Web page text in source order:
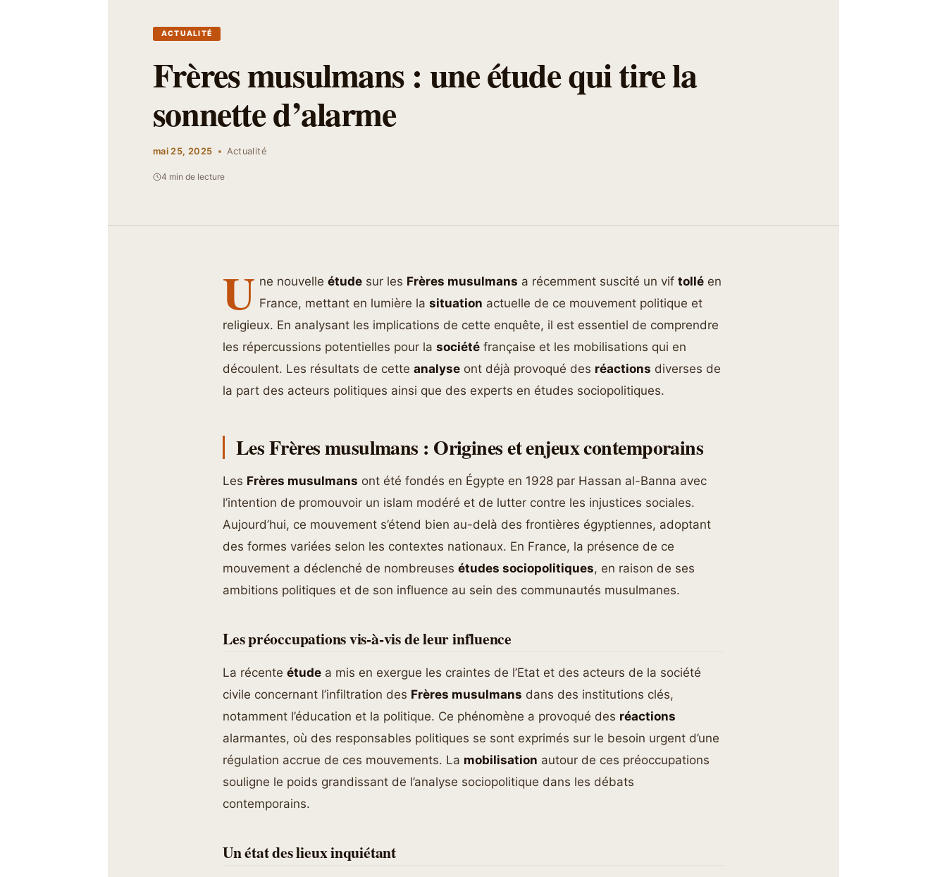
ACTUALITÉ
Frères musulmans : une étude qui tire la
sonnette d’alarme
mai 25, 2025 Actualité
4 min de lecture
U ne nouvelleétude sur les Frères musulmans a récemment suscité un viftollé en
France, mettant en lumière lasituation actuelle de ce mouvement politique et
religieux. En analysant les implications de cette enquête, il est essentiel de comprendre
les répercussions potentielles pour la société française et les mobilisations qui en
découlent. Les résultats de cette analyse ont déjà provoqué des réactions diverses de
la part des acteurs politiques ainsi que des experts en études sociopolitiques.
Les Frères musulmans : Origines et enjeux contemporains
Les Frères musulmans ont été fondés en Égypte en 1928 par Hassan al-Banna avec
l’intention de promouvoir un islam modéré et de lutter contre les injustices sociales.
Aujourd’hui, ce mouvement s’étend bien au-delà des frontières égyptiennes, adoptant
des formes variées selon les contextes nationaux. En France, la présence de ce
mouvement a déclenché de nombreuses études sociopolitiques, en raison de ses
ambitions politiques et de son influence au sein des communautés musulmanes.
Les préoccupations vis-à-vis de leur influence
La récente étude a mis en exergue les craintes de l’Etat et des acteurs de la société
civile concernant l’infiltration des Frères musulmans dans des institutions clés,
notamment l’éducation et la politique. Ce phénomène a provoqué des réactions
alarmantes, où des responsables politiques se sont exprimés sur le besoin urgent d’une
régulation accrue de ces mouvements. La mobilisation autour de ces préoccupations
souligne le poids grandissant de l’analyse sociopolitique dans les débats
contemporains.
Un état des lieux inquiétant